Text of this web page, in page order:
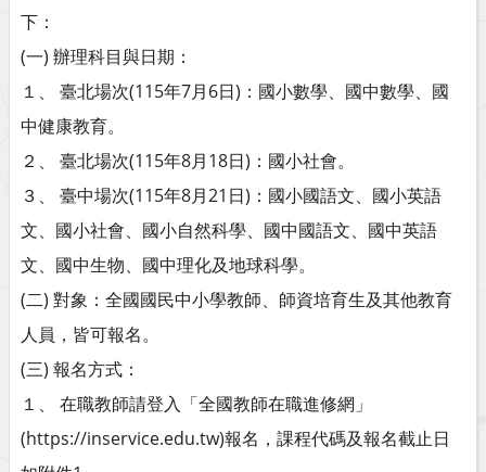
下：
(一) 辦理科目與日期：
１、 臺北場次(115年7月6日)：國小數學、國中數學、國
中健康教育。
２、 臺北場次(115年8月18日)：國小社會。
３、 臺中場次(115年8月21日)：國小國語文、國小英語
文、國小社會、國小自然科學、國中國語文、國中英語
文、國中生物、國中理化及地球科學。
(二) 對象：全國國民中小學教師、師資培育生及其他教育
人員，皆可報名。
(三) 報名方式：
１、 在職教師請登入「全國教師在職進修網」
(https://inservice.edu.tw)報名，課程代碼及報名截止日